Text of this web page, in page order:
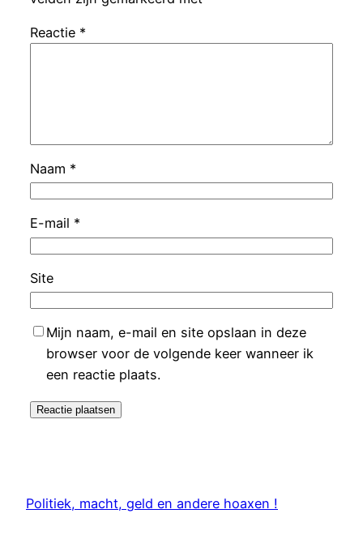
Reactie *
Naam *
E-mail *
Site
Mijn naam, e-mail en site opslaan in deze
browser voor de volgende keer wanneer ik
een reactie plaats.
Politiek, macht, geld en andere hoaxen !